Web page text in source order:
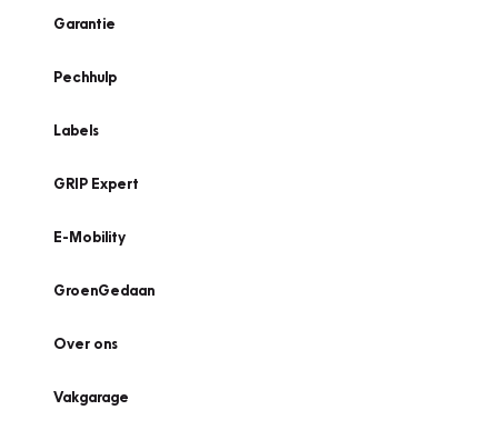
Garantie
Pechhulp
Labels
GRIP Expert
E-Mobility
GroenGedaan
Over ons
Vakgarage